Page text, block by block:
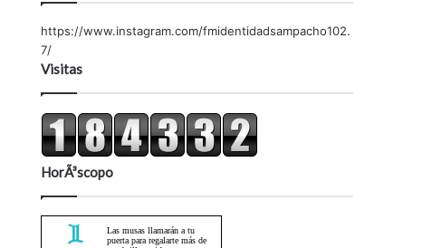
https://www.instagram.com/fmidentidadsampacho102.
7/
Visitas
HorÃ³scopo